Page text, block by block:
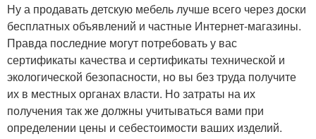
Ну а продавать детскую мебель лучше всего через доски
бесплатных объявлений и частные Интернет-магазины.
Правда последние могут потребовать у вас
сертификаты качества и сертификаты технической и
экологической безопасности, но вы без труда получите
их в местных органах власти. Но затраты на их
получения так же должны учитываться вами при
определении цены и себестоимости ваших изделий.